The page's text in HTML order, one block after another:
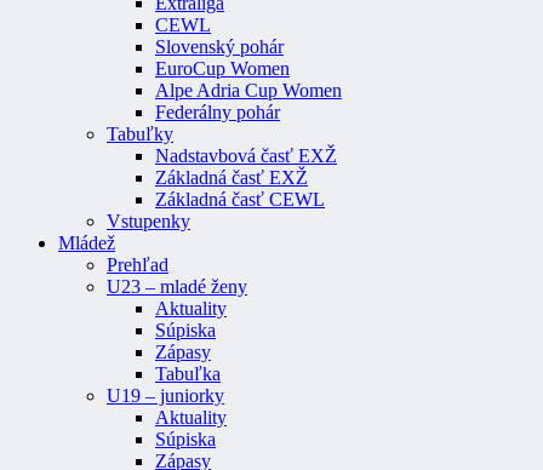
CEWL
Slovenský pohár
EuroCup Women
Alpe Adria Cup Women
Federálny pohár
Tabuľky
Nadstavbová časť EXŽ
Základná časť EXŽ
Základná časť CEWL
Vstupenky
Mládež
Prehľad
U23 – mladé ženy
Aktuality
Súpiska
Zápasy
Tabuľka
U19 – juniorky
Aktuality
Súpiska
Zápasy